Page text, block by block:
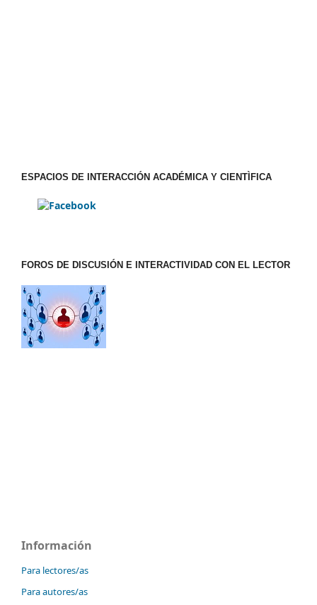
ESPACIOS DE INTERACCIÓN ACADÉMICA Y CIENTÌFICA
FOROS DE DISCUSIÓN E INTERACTIVIDAD CON EL LECTOR
Información
Para lectores/as
Para autores/as